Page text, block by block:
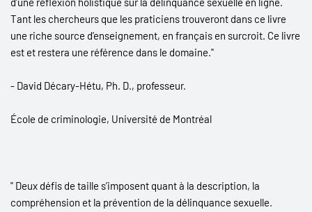
Tant les chercheurs que les praticiens trouveront dans ce livre
une riche source d’enseignement, en français en surcroit. Ce livre
est et restera une référence dans le domaine."
- David Décary-Hétu, Ph. D., professeur.
École de criminologie, Université de Montréal
" Deux défis de taille s’imposent quant à la description, la
compréhension et la prévention de la délinquance sexuelle.